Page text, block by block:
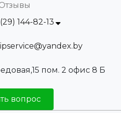
144-82-13
пом. 2 офис 8 Б
вопрос